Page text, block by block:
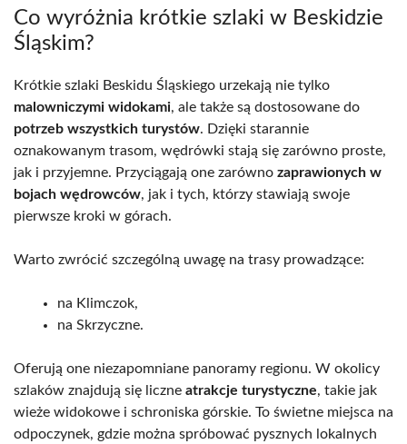
Co wyróżnia krótkie szlaki w Beskidzie
Śląskim?
Krótkie szlaki Beskidu Śląskiego urzekają nie tylko
malowniczymi widokami, ale także są dostosowane do
potrzeb wszystkich turystów. Dzięki starannie
oznakowanym trasom, wędrówki stają się zarówno proste,
jak i przyjemne. Przyciągają one zarówno zaprawionych w
bojach wędrowców, jak i tych, którzy stawiają swoje
pierwsze kroki w górach.
Warto zwrócić szczególną uwagę na trasy prowadzące:
na Klimczok,
na Skrzyczne.
Oferują one niezapomniane panoramy regionu. W okolicy
szlaków znajdują się liczne atrakcje turystyczne, takie jak
wieże widokowe i schroniska górskie. To świetne miejsca na
odpoczynek, gdzie można spróbować pysznych lokalnych